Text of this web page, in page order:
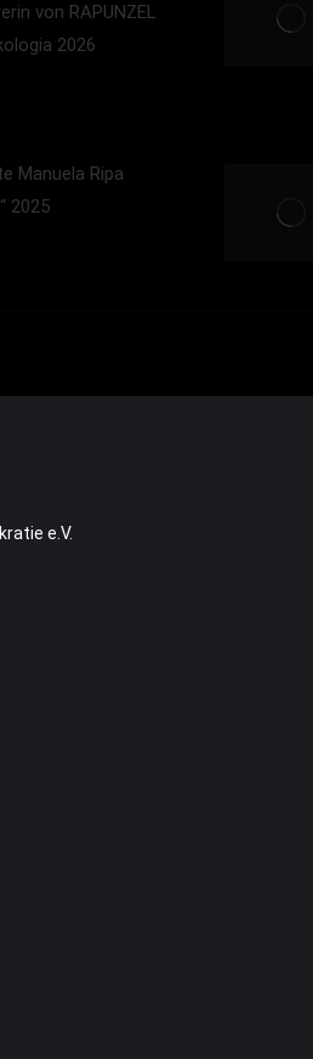
von RAPUNZEL
2026
Manuela Ripa
2025
e.V.